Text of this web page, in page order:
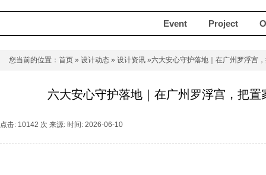
Event Project
您当前的位置： 首页 » 设计动态 » 设计资讯 »六大安心守护落地｜在广州罗浮宫
六大安心守护落地｜在广州罗浮宫，把置
点击: 10142 次 来源: 时间: 2026-06-10